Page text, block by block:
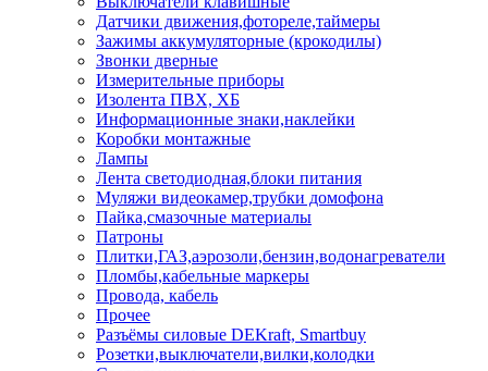
Датчики движения,фотореле,таймеры
Зажимы аккумуляторные (крокодилы)
Звонки дверные
Измерительные приборы
Изолента ПВХ, ХБ
Информационные знаки,наклейки
Коробки монтажные
Лампы
Лента светодиодная,блоки питания
Муляжи видеокамер,трубки домофона
Пайка,смазочные материалы
Патроны
Плитки,ГАЗ,аэрозоли,бензин,водонагреватели
Пломбы,кабельные маркеры
Провода, кабель
Прочее
Разъёмы силовые DEKraft, Smartbuy
Розетки,выключатели,вилки,колодки